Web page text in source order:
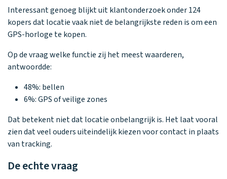
Interessant genoeg blijkt uit klantonderzoek onder 124
kopers dat locatie vaak niet de belangrijkste reden is om een
GPS-horloge te kopen.
Op de vraag welke functie zij het meest waarderen,
antwoordde:
48%: bellen
6%: GPS of veilige zones
Dat betekent niet dat locatie onbelangrijk is. Het laat vooral
zien dat veel ouders uiteindelijk kiezen voor contact in plaats
van tracking.
De echte vraag